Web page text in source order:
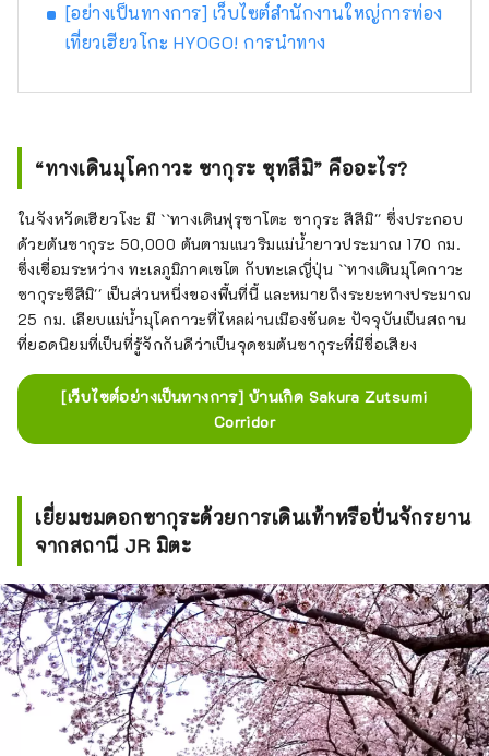
[อย่างเป็นทางการ] เว็บไซต์สำนักงานใหญ่การท่อง
เที่ยวเฮียวโกะ HYOGO! การนำทาง
“ทางเดินมุโคกาวะ ซากุระ ซุทสึมิ” คืออะไร?
ในจังหวัดเฮียวโงะ มี ``ทางเดินฟุรุซาโตะ ซากุระ สึสึมิ'' ซึ่งประกอบ
ด้วยต้นซากุระ 50,000 ต้นตามแนวริมแม่น้ำยาวประมาณ 170 กม.
ซึ่งเชื่อมระหว่าง ทะเลภูมิภาคเซโต กับทะเลญี่ปุ่น ``ทางเดินมุโคกาวะ
ซากุระซึสึมิ'' เป็นส่วนหนึ่งของพื้นที่นี้ และหมายถึงระยะทางประมาณ
25 กม. เลียบแม่น้ำมุโคกาวะที่ไหลผ่านเมืองซันดะ ปัจจุบันเป็นสถาน
ที่ยอดนิยมที่เป็นที่รู้จักกันดีว่าเป็นจุดชมต้นซากุระที่มีชื่อเสียง
[เว็บไซต์อย่างเป็นทางการ] บ้านเกิด Sakura Zutsumi
Corridor
เยี่ยมชมดอกซากุระด้วยการเดินเท้าหรือปั่นจักรยาน
จากสถานี JR มิตะ